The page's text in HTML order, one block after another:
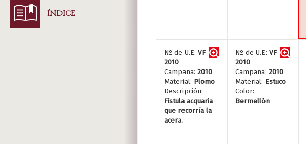
ÍNDICE
Nº de U.E: VF
2010
Campaña: 2010
Material: Plomo
Descripción:
Fistula acquaria
que recorría la
acera.
Nº de U.E: VF
2010
Campaña: 2010
Material: Estuco
Color:
Bermellón